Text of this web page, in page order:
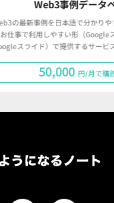
データベース
分かりやすく、かつ、皆さん
Googleスプレッドシート・
るサービスです。
円/月で購読する